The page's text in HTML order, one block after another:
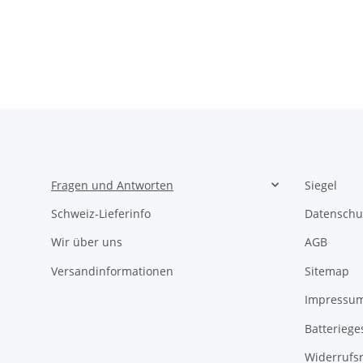
Fragen und Antworten
Schweiz-Lieferinfo
Wir über uns
Versandinformationen
Siegel
AGB
Sitemap